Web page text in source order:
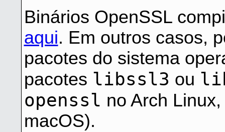
Binários OpenSSL
aqui. Em outros casos,
pacotes do sistema
pacotes libssl3 ou
openssl no Arch
macOS).